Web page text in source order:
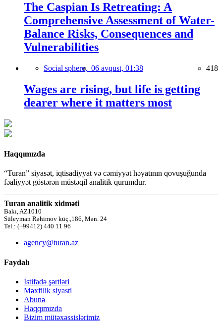
The Caspian Is Retreating: A
Comprehensive Assessment of Water-
Balance Risks, Consequences and
Vulnerabilities
Social sphere, 06 avqust, 01:38 418
Wages are rising, but life is getting
dearer where it matters most
Haqqımızda
“Turan” siyasət, iqtisadiyyat və cəmiyyət həyatının qovuşuğunda
fəaliyyət göstərən müstəqil analitik qurumdur.
Turan analitik xidməti
Bakı, AZ1010
Süleyman Rəhimov küç.,186, Mən. 24
Tel.: (+99412) 440 11 96
agency@turan.az
Faydalı
İstifadə şərtləri
Məxfilik siyasti
Abunə
Haqqımızda
Bizim mütəxəssislərimiz